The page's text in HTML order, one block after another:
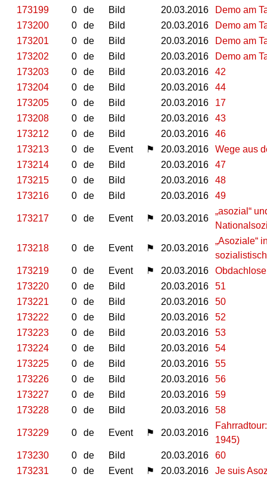
173199
0 de Bild 20.03.2016
Demo am
173200
0 de Bild 20.03.2016
Demo am
173201
0 de Bild 20.03.2016
Demo am
173202
0 de Bild 20.03.2016
Demo am
173203
0 de Bild 20.03.2016
42
173204
0 de Bild 20.03.2016
44
173205
0 de Bild 20.03.2016
17
173208
0 de Bild 20.03.2016
43
173212
0 de Bild 20.03.2016
46
173213
0 de Event ⚑ 20.03.2016
Wege aus
173214
0 de Bild 20.03.2016
47
173215
0 de Bild 20.03.2016
48
173216
0 de Bild 20.03.2016 49
173217 0 de Event ⚑ 20.03.2016
„asozial“
173218 0 de Event ⚑ 20.03.2016
„Asoziale“
173219
0 de Event ⚑ 20.03.2016
173220
0 de Bild 20.03.2016
51
173221
0 de Bild 20.03.2016
50
173222
0 de Bild 20.03.2016
52
173223
0 de Bild 20.03.2016
53
173224
0 de Bild 20.03.2016
54
173225
0 de Bild 20.03.2016
55
173226
0 de Bild 20.03.2016
56
173227
0 de Bild 20.03.2016
59
173228
0 de Bild 20.03.2016 58
173229 0 de Event ⚑ 20.03.2016
1945)
173230
0 de Bild 20.03.2016
60
173231
0 de Event ⚑ 20.03.2016
Je suis